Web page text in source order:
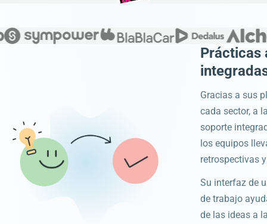
Prácticas
Gracias a sus
cada sector, a
soporte
los equipos
retrospectivas
Su interfaz de
de trabajo
de las ideas a